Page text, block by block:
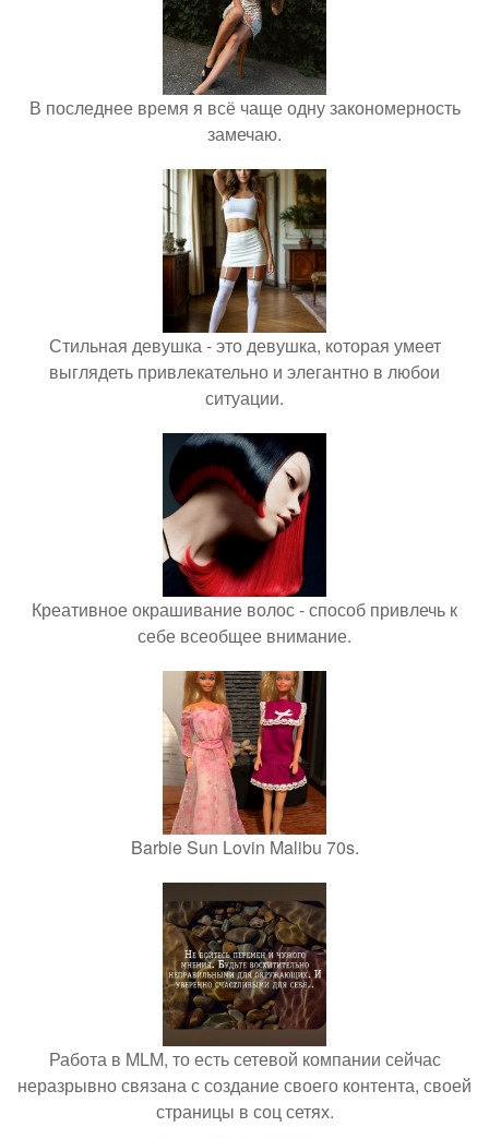
В последнее время я всё чаще одну закономерность
замечаю.
Стильная девушка - это девушка, которая умеет
выглядеть привлекательно и элегантно в любои
ситуации.
Креативное окрашивание волос - способ привлечь к
себе всеобщее внимание.
Barbie Sun Lovin Malibu 70s.
Работа в MLM, то есть сетевой компании сейчас
неразрывно связана с создание своего контента, своей
страницы в соц сетях.